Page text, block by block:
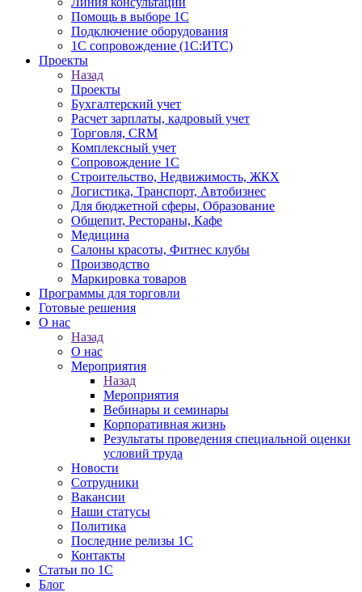
Помощь в выборе 1С
Подключение оборудования
1С сопровождение (1С:ИТС)
Проекты
Назад
Проекты
Бухгалтерский учет
Расчет зарплаты, кадровый учет
Торговля, CRM
Комплексный учет
Сопровождение 1С
Строительство, Недвижимость, ЖКХ
Логистика, Транспорт, Автобизнес
Для бюджетной сферы, Образование
Общепит, Рестораны, Кафе
Медицина
Салоны красоты, Фитнес клубы
Производство
Маркировка товаров
Программы для торговли
Готовые решения
О нас
Назад
О нас
Мероприятия
Назад
Мероприятия
Вебинары и семинары
Корпоративная жизнь
Результаты проведения специальной оценки
условий труда
Новости
Сотрудники
Вакансии
Наши статусы
Политика
Последние релизы 1C
Контакты
Статьи по 1С
Блог